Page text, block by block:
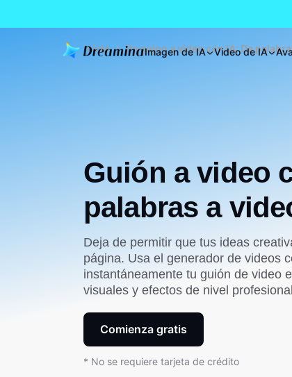
Imagen de IA Video de IA
Inicio De guion a video con IA: De
Guión a video
palabras a
Deja de permitir que tus ideas
página. Usa el generador de videos
instantáneamente tu guión de video
visuales y efectos de nivel
Comienza gratis
* No se requiere tarjeta de crédito